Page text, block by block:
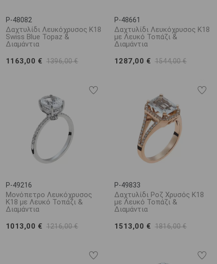
P-48082
Δαχτυλίδι Λευκόχρυσος Κ18
Swiss Blue Topaz &
Διαμάντια
1163,00 € 1396,00 €
P-48661
Δαχτυλίδι Λευκόχρυσος Κ18
με Λευκό Τοπάζι &
Διαμάντια
1287,00 € 1544,00 €
P-49216
Μονόπετρο Λευκόχρυσος
Κ18 με Λευκό Τοπάζι &
Διαμάντια
1013,00 € 1216,00 €
P-49833
Δαχτυλίδι Ροζ Χρυσός Κ18
με Λευκό Τοπάζι &
Διαμάντια
1513,00 € 1816,00 €